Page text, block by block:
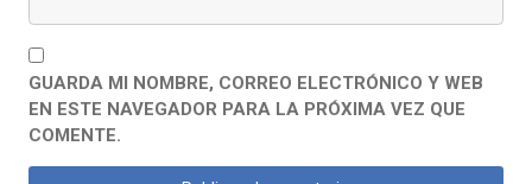
GUARDA MI NOMBRE, CORREO ELECTRÓNICO Y WEB
EN ESTE NAVEGADOR PARA LA PRÓXIMA VEZ QUE
COMENTE.